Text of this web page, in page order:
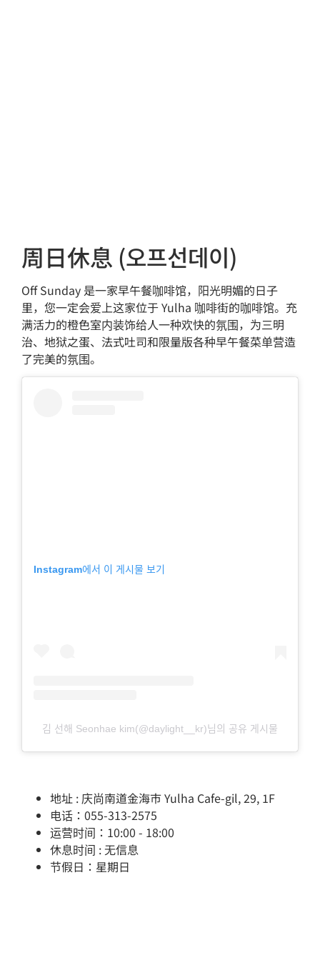
周日休息 (오프선데이)
Off Sunday 是一家早午餐咖啡馆，阳光明媚的日子
里，您一定会爱上这家位于 Yulha 咖啡街的咖啡馆。充
满活力的橙色室内装饰给人一种欢快的氛围，为三明
治、地狱之蛋、法式吐司和限量版各种早午餐菜单营造
了完美的氛围。
Instagram에서 이 게시물 보기
김 선해 Seonhae kim(@daylight__kr)님의 공유 게시물
地址 : 庆尚南道金海市 Yulha Cafe-gil, 29, 1F
电话：055-313-2575
运营时间：10:00 - 18:00
休息时间 : 无信息
节假日：星期日